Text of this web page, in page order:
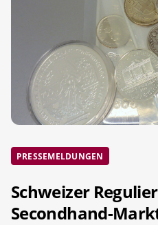
PRESSEMELDUNGEN
Schweizer
Secondhand-